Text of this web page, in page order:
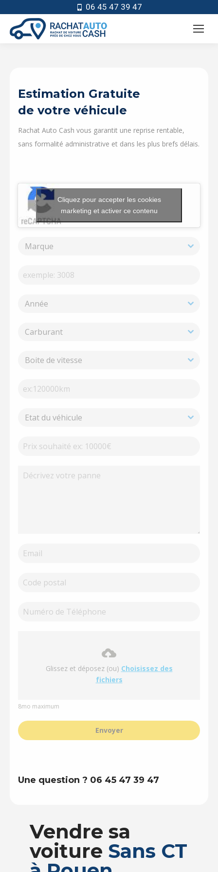
06 45 47 39 47
Estimation Gratuite
de votre véhicule
Rachat Auto Cash vous garantit une reprise rentable,
sans formalité administrative et dans les plus brefs délais.
Cliquez pour accepter les cookies
marketing et activer ce contenu
Marque
Année
Carburant
Boite de vitesse
Etat du véhicule
Glissez et déposez (ou) Choisissez des
fichiers
8mo maximum
Envoyer
Une question ? 06 45 47 39 47
Vendre sa
voiture Sans CT